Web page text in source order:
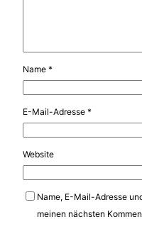
Name *
E-Mail-Adresse *
Website
Name, E-Mail-Adresse
meinen nächsten